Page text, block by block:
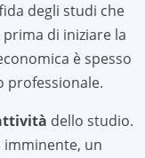
degli studi che
di iniziare la
è spesso
professionale.
dello studio.
un